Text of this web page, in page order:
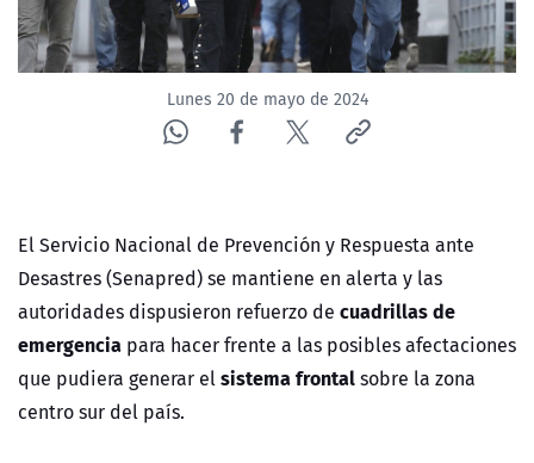
CANAL DE DENUNCIAS
ÁREA DE PROYECTOS
Lunes 20 de mayo de 2024
El Servicio Nacional de Prevención y Respuesta ante
Desastres (Senapred) se mantiene en alerta y las
autoridades dispusieron refuerzo de cuadrillas de
emergencia para hacer frente a las posibles afectaciones
que pudiera generar elsistema frontalsobre la zona
centro sur del país.